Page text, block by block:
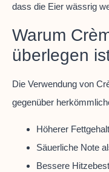
dass die Eier wässrig
Warum
überlegen
Die Verwendung von
gegenüber
Höherer
Säuerliche Note
Bessere